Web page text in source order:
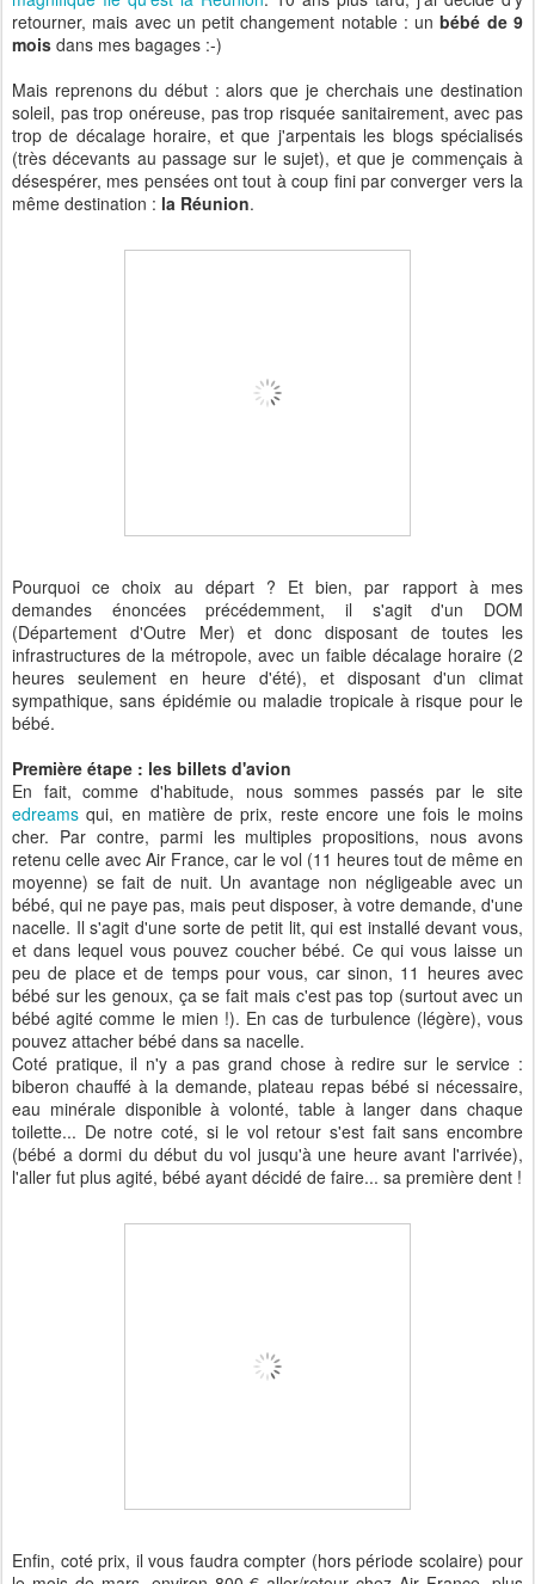
retourner, mais avec un petit changement notable : unbébé de 9
mois dans mes bagages :-)
Mais reprenons du début : alors que je cherchais une destination
soleil, pas trop onéreuse, pas trop risquée sanitairement, avec pas
trop de décalage horaire, et que j'arpentais les blogs spécialisés
(très décevants au passage sur le sujet), et que je commençais à
désespérer, mes pensées ont tout à coup fini par converger vers la
même destination : la Réunion.
Pourquoi ce choix au départ ? Et bien, par rapport à mes
demandes énoncées précédemment, il s'agit d'un DOM
(Département d'Outre Mer) et donc disposant de toutes les
infrastructures de la métropole, avec un faible décalage horaire (2
heures seulement en heure d'été), et disposant d'un climat
sympathique, sans épidémie ou maladie tropicale à risque pour le
bébé.
Première étape : les billets d'avion
En fait, comme d'habitude, nous sommes passés par le site
edreams qui, en matière de prix, reste encore une fois le moins
cher. Par contre, parmi les multiples propositions, nous avons
retenu celle avec Air France, car le vol (11 heures tout de même en
moyenne) se fait de nuit. Un avantage non négligeable avec un
bébé, qui ne paye pas, mais peut disposer, à votre demande, d'une
nacelle. Il s'agit d'une sorte de petit lit, qui est installé devant vous,
et dans lequel vous pouvez coucher bébé. Ce qui vous laisse un
peu de place et de temps pour vous, car sinon, 11 heures avec
bébé sur les genoux, ça se fait mais c'est pas top (surtout avec un
bébé agité comme le mien !). En cas de turbulence (légère), vous
pouvez attacher bébé dans sa nacelle.
Coté pratique, il n'y a pas grand chose à redire sur le service :
biberon chauffé à la demande, plateau repas bébé si nécessaire,
eau minérale disponible à volonté, table à langer dans chaque
toilette... De notre coté, si le vol retour s'est fait sans encombre
(bébé a dormi du début du vol jusqu'à une heure avant l'arrivée),
l'aller fut plus agité, bébé ayant décidé de faire... sa première dent !
Enfin, coté prix, il vous faudra compter (hors période scolaire) pour